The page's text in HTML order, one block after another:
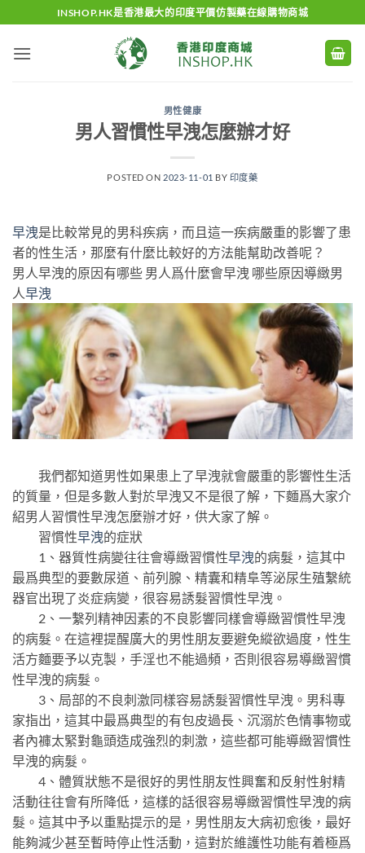
to
content
INSHOP.HK是香港最大的印度平價仿製藥在線購物商城
男性健康
男人習慣性早洩怎麼辦才好
POSTED ON 2023-11-01 BY 印度藥
早洩是比較常見的男科疾病，而且這一疾病嚴重的影響了患
者的性生活，那麼有什麼比較好的方法能幫助改善呢？
男人早洩的原因有哪些 男人爲什麼會早洩 哪些原因導緻男
人早洩
我們都知道男性如果患上了早洩就會嚴重的影響性生活
的質量，但是多數人對於早洩又不是很了解，下麵爲大家介
紹男人習慣性早洩怎麼辦才好，供大家了解。
習慣性早洩的症狀
1、器質性病變往往會導緻習慣性早洩的病髮，這其中
最爲典型的要數尿道、前列腺、精囊和精阜等泌尿生殖繫統
器官出現了炎症病變，很容易誘髮習慣性早洩。
2、一繫列精神因素的不良影響同樣會導緻習慣性早洩
的病髮。在這裡提醒廣大的男性朋友要避免縱欲過度，性生
活方麵要予以克製，手淫也不能過頻，否則很容易導緻習慣
性早洩的病髮。
3、局部的不良刺激同樣容易誘髮習慣性早洩。男科專
家指出，這其中最爲典型的有包皮過長、沉溺於色情事物或
者內褲太緊對龜頭造成強烈的刺激，這些都可能導緻習慣性
早洩的病髮。
4、體質狀態不是很好的男性朋友性興奮和反射性射精
活動往往會有所降低，這樣的話很容易導緻習慣性早洩的病
髮。這其中予以重點提示的是，男性朋友大病初愈後，最好
能夠減少甚至暫時停止性活動，這對於維護性功能有着極爲